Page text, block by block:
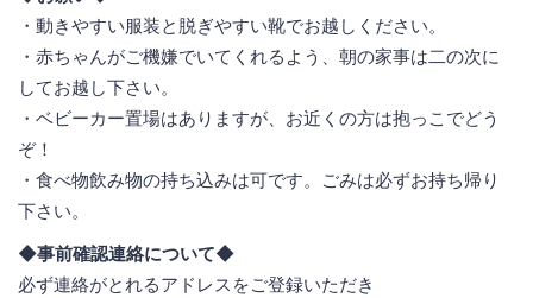
・動きやすい服装と脱ぎやすい靴でお越しください。
・赤ちゃんがご機嫌でいてくれるよう、朝の家事は二の次に
してお越し下さい。
・ベビーカー置場はありますが、お近くの方は抱っこでどう
ぞ！
・食べ物飲み物の持ち込みは可です。ごみは必ずお持ち帰り
下さい。
◆事前確認連絡について◆
必ず連絡がとれるアドレスをご登録いただき